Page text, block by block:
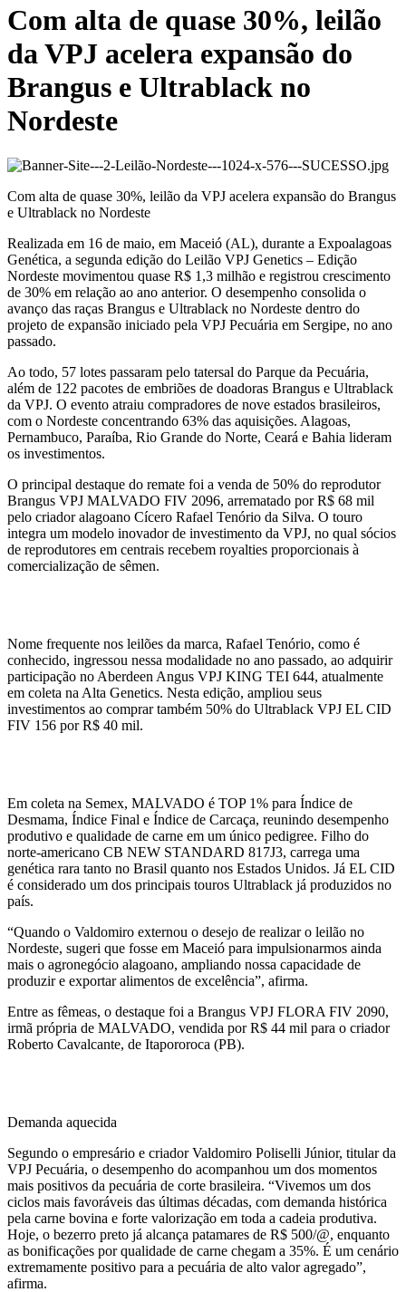
Com alta de quase 30%, leilão
da VPJ acelera expansão do
Brangus e Ultrablack no
Nordeste
Com alta de quase 30%, leilão da VPJ acelera expansão do Brangus
e Ultrablack no Nordeste
Realizada em 16 de maio, em Maceió (AL), durante a Expoalagoas
Genética, a segunda edição do Leilão VPJ Genetics – Edição
Nordeste movimentou quase R$ 1,3 milhão e registrou crescimento
de 30% em relação ao ano anterior. O desempenho consolida o
avanço das raças Brangus e Ultrablack no Nordeste dentro do
projeto de expansão iniciado pela VPJ Pecuária em Sergipe, no ano
passado.
Ao todo, 57 lotes passaram pelo tatersal do Parque da Pecuária,
além de 122 pacotes de embriões de doadoras Brangus e Ultrablack
da VPJ. O evento atraiu compradores de nove estados brasileiros,
com o Nordeste concentrando 63% das aquisições. Alagoas,
Pernambuco, Paraíba, Rio Grande do Norte, Ceará e Bahia lideram
os investimentos.
O principal destaque do remate foi a venda de 50% do reprodutor
Brangus VPJ MALVADO FIV 2096, arrematado por R$ 68 mil
pelo criador alagoano Cícero Rafael Tenório da Silva. O touro
integra um modelo inovador de investimento da VPJ, no qual sócios
de reprodutores em centrais recebem royalties proporcionais à
comercialização de sêmen.
Nome frequente nos leilões da marca, Rafael Tenório, como é
conhecido, ingressou nessa modalidade no ano passado, ao adquirir
participação no Aberdeen Angus VPJ KING TEI 644, atualmente
em coleta na Alta Genetics. Nesta edição, ampliou seus
investimentos ao comprar também 50% do Ultrablack VPJ EL CID
FIV 156 por R$ 40 mil.
Em coleta na Semex, MALVADO é TOP 1% para Índice de
Desmama, Índice Final e Índice de Carcaça, reunindo desempenho
produtivo e qualidade de carne em um único pedigree. Filho do
norte-americano CB NEW STANDARD 817J3, carrega uma
genética rara tanto no Brasil quanto nos Estados Unidos. Já EL CID
é considerado um dos principais touros Ultrablack já produzidos no
país.
“Quando o Valdomiro externou o desejo de realizar o leilão no
Nordeste, sugeri que fosse em Maceió para impulsionarmos ainda
mais o agronegócio alagoano, ampliando nossa capacidade de
produzir e exportar alimentos de excelência”, afirma.
Entre as fêmeas, o destaque foi a Brangus VPJ FLORA FIV 2090,
irmã própria de MALVADO, vendida por R$ 44 mil para o criador
Roberto Cavalcante, de Itapororoca (PB).
Demanda aquecida
Segundo o empresário e criador Valdomiro Poliselli Júnior, titular da
VPJ Pecuária, o desempenho do acompanhou um dos momentos
mais positivos da pecuária de corte brasileira. “Vivemos um dos
ciclos mais favoráveis das últimas décadas, com demanda histórica
pela carne bovina e forte valorização em toda a cadeia produtiva.
Hoje, o bezerro preto já alcança patamares de R$ 500/@, enquanto
as bonificações por qualidade de carne chegam a 35%. É um cenário
extremamente positivo para a pecuária de alto valor agregado”,
afirma.